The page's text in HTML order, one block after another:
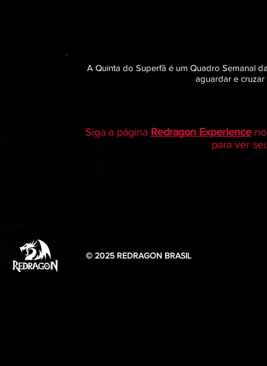
A Quinta do Superfã é um Quadro Semanal
aguardar e
Siga a página Redragon Experienceno
para ver
© 2025 REDRAGON BRASIL